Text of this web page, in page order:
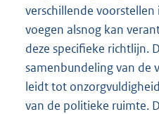
verschillende
voegen alsnog kan
deze specifieke richtlijn.
samenbundeling van de
leidt tot
van de politieke ruimte.